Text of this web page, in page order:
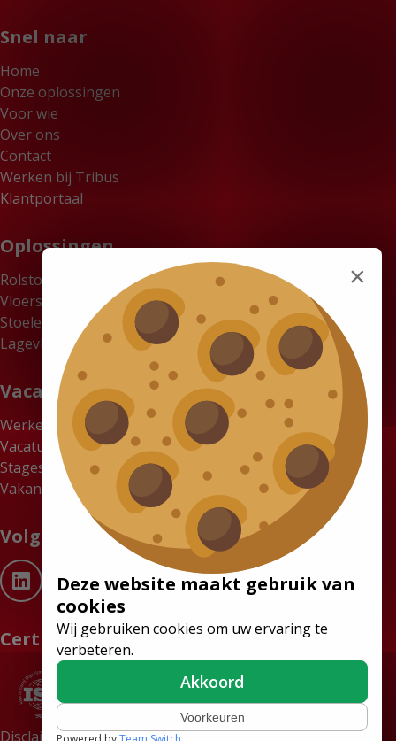
Snel naar
Home
Onze oplossingen
Voor wie
Over ons
Contact
Werken bij Tribus
Klantportaal
Oplossingen
Rolstoelbussen
Vloersystemen
Stoelen
Lagevloerbussen
Vacatures
Werken bij Tribus
Vacatures
Stages
Vakantiewerk gezocht? Verdien tot €18 per uur bij Tribus
Certificaten
Volg ons
DisclaimerAlgemene Voorwaarden
×
Deze website maakt gebruik van
cookies
Wij gebruiken cookies om uw ervaring te
verbeteren.
Akkoord
Voorkeuren